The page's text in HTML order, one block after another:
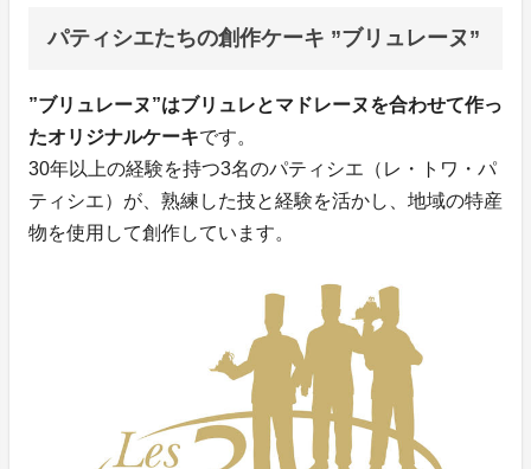
パティシエたちの創作ケーキ ”ブリュレーヌ”
”ブリュレーヌ”はブリュレとマドレーヌを合わせて作っ
たオリジナルケーキです。
30年以上の経験を持つ3名のパティシエ（レ・トワ・パ
ティシエ）が、熟練した技と経験を活かし、地域の特産
物を使用して創作しています。